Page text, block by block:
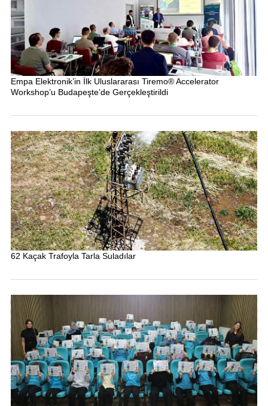
Empa Elektronik’in İlk Uluslararası Tiremo® Accelerator
Workshop’u Budapeşte’de Gerçekleştirildi
62 Kaçak Trafoyla Tarla Suladılar